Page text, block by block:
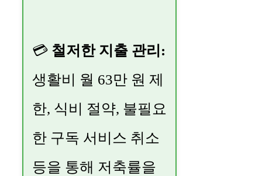
💳 철저한 지출 관리:
생활비 월 63만 원 제
한, 식비 절약, 불필요
한 구독 서비스 취소
등을 통해 저축률을